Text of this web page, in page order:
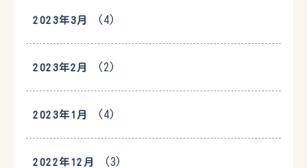
2023年3月 (4)
2023年2月 (2)
2023年1月 (4)
2022年12月 (3)